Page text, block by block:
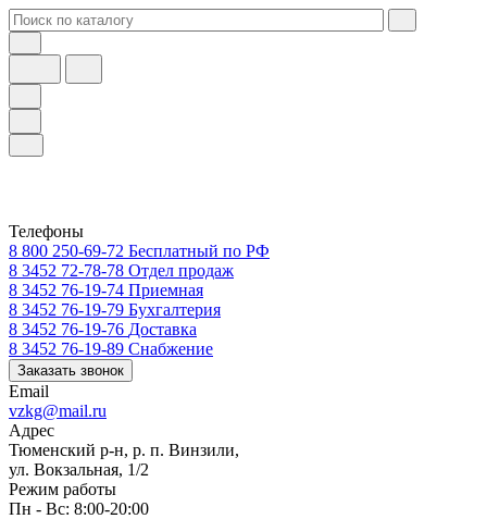
Телефоны
8 800 250-69-72 Бесплатный по РФ
8 3452 72-78-78 Отдел продаж
8 3452 76-19-74 Приемная
8 3452 76-19-79 Бухгалтерия
8 3452 76-19-76 Доставка
8 3452 76-19-89 Снабжение
Заказать звонок
Email
vzkg@mail.ru
Адрес
Тюменский р-н, р. п. Винзили,
ул. Вокзальная, 1/2
Режим работы
Пн - Вс: 8:00-20:00